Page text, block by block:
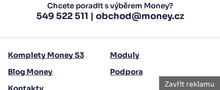
Zavřít reklamu
Chcete poradit s výběrem Money?
549 522 511 | obchod@money.cz
Komplety Money S3
Moduly
Blog Money
Podpora
Kontakty